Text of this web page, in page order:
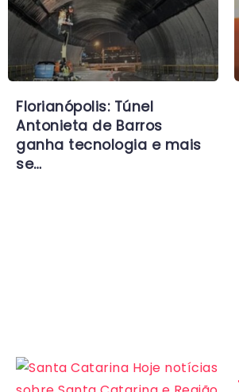
Florianópolis: Túnel
Antonieta de Barros
ganha tecnologia e mais
se…